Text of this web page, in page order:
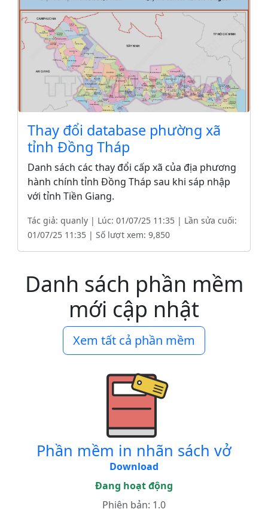
Thay đổi database phường xã
tỉnh Đồng Tháp
Danh sách các thay đổi cấp xã của địa phương
hành chính tỉnh Đồng Tháp sau khi sáp nhập
với tỉnh Tiền Giang.
Tác giả: quanly | Lúc: 01/07/25 11:35 | Lần sửa cuối:
01/07/25 11:35 | Số lượt xem: 9,850
Danh sách phần mềm
mới cập nhật
Xem tất cả phần mềm
Phần mềm in nhãn sách vở
Download
Đang hoạt động
Phiên bản: 1.0